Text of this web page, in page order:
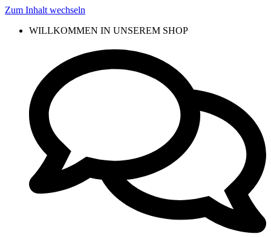
Zum Inhalt wechseln
WILLKOMMEN IN UNSEREM SHOP